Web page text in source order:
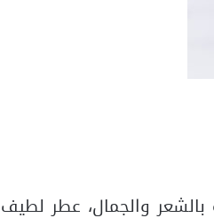
والجمال، عطر لطيف